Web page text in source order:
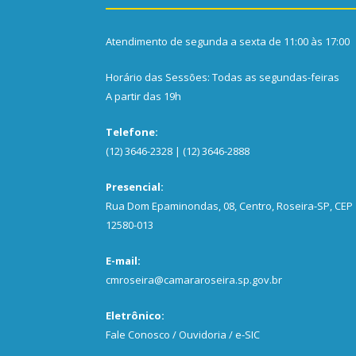
Atendimento de segunda a sexta de 11:00 às 17:00
Horário das Sessões: Todas as segundas-feiras
A partir das 19h
Telefone:
(12) 3646-2328 | (12) 3646-2888
Presencial:
Rua Dom Epaminondas, 08, Centro, Roseira-SP, CEP
12580-013
E-mail:
cmroseira@camararoseira.sp.gov.br
Eletrônico:
Fale Conosco / Ouvidoria / e-SIC